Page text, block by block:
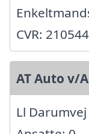
CVR:
AT Auto v/
Ll